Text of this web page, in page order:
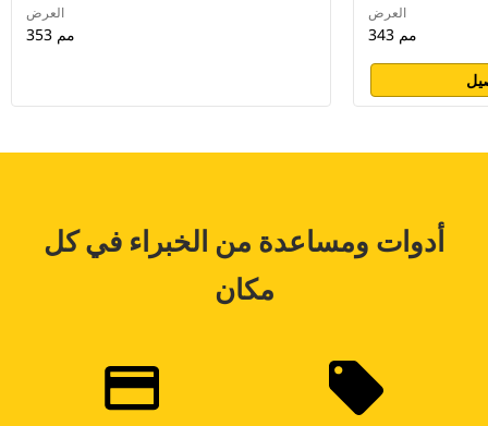
العرض
353 مم
العرض
343 مم
أدوات ومساعدة من الخبراء في كل
مكان